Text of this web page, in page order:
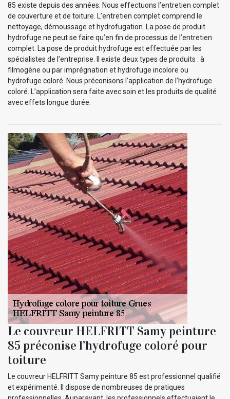
85 existe depuis des années. Nous effectuons l’entretien complet
de couverture et de toiture. L’entretien complet comprend le
nettoyage, démoussage et hydrofugation. La pose de produit
hydrofuge ne peut se faire qu’en fin de processus de l’entretien
complet. La pose de produit hydrofuge est effectuée par les
spécialistes de l’entreprise. Il existe deux types de produits : à
filmogène ou par imprégnation et hydrofuge incolore ou
hydrofuge coloré. Nous préconisons l’application de l’hydrofuge
coloré. L’application sera faite avec soin et les produits de qualité
avec effets longue durée.
Le couvreur HELFRITT Samy peinture
85 préconise l’hydrofuge coloré pour
toiture
Le couvreur HELFRITT Samy peinture 85 est professionnel qualifié
et expérimenté. Il dispose de nombreuses de pratiques